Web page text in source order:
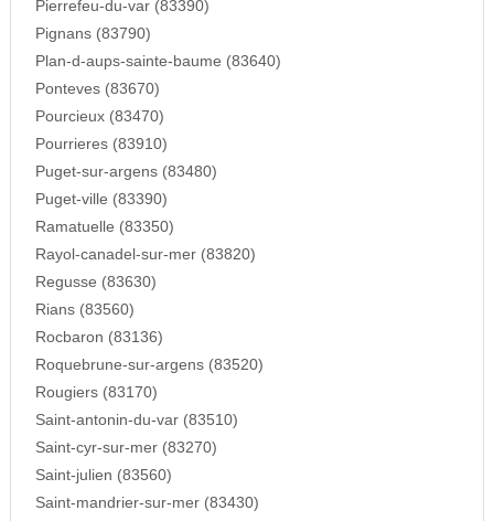
Pierrefeu-du-var (83390)
Pignans (83790)
Plan-d-aups-sainte-baume (83640)
Ponteves (83670)
Pourcieux (83470)
Pourrieres (83910)
Puget-sur-argens (83480)
Puget-ville (83390)
Ramatuelle (83350)
Rayol-canadel-sur-mer (83820)
Regusse (83630)
Rians (83560)
Rocbaron (83136)
Roquebrune-sur-argens (83520)
Rougiers (83170)
Saint-antonin-du-var (83510)
Saint-cyr-sur-mer (83270)
Saint-julien (83560)
Saint-mandrier-sur-mer (83430)